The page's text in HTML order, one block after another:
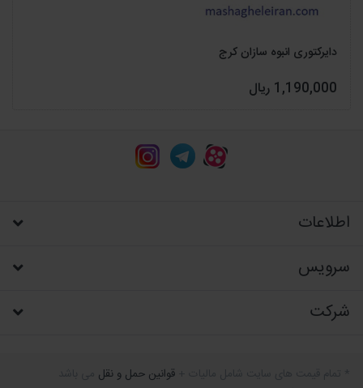
دایرکتوری انبوه سازان کرج
1,190,000 ریال
اطلاعات
سرویس
شرکت
قوانین حمل و نقل